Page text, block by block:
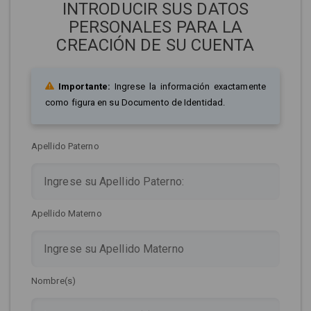
INTRODUCIR SUS DATOS
PERSONALES PARA LA
CREACIÓN DE SU CUENTA
Importante: Ingrese la información exactamente
como figura en su Documento de Identidad.
Apellido Paterno
Apellido Materno
Nombre(s)